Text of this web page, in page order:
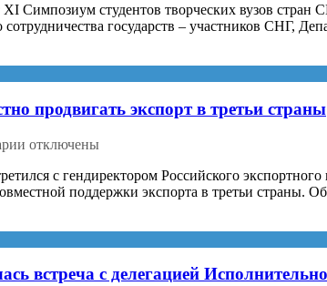
стратегии
их
ХI
Симпозиум
СНГ
ХI Симпозиум студентов творческих вузов
государств – участников СНГ,
продвигать экспорт в третьи страны
к
Беларусь
и
экспорт
отключены
с гендиректором Российского
поддержки экспорта в третьи страны.
встреча с делегацией